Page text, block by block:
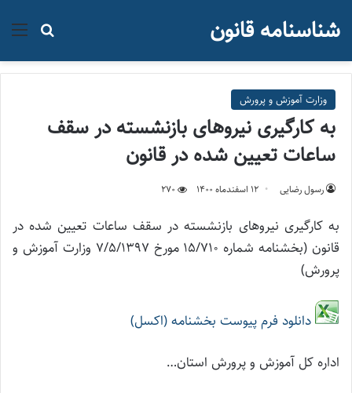
جستجو شناسنامه قانون
وزارت آموزش و پرورش
به کارگیری نیروهای بازنشسته در سقف
ساعات تعیین شده در قانون
رسول رضایی ۱۲ اسفند‌ماه ۱۴۰۰ 270
به کارگیری نیروهای بازنشسته در سقف ساعات تعیین شده در
قانون (بخشنامه شماره 15/710 مورخ 7/5/1397 وزارت آموزش و
پرورش)
دانلود فرم پیوست بخشنامه (اکسل)
اداره کل آموزش و پرورش استان…